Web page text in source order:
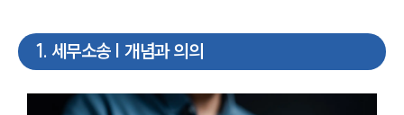
1 . 세무소송 | 개념과 의의